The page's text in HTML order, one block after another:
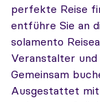
perfekte Reise
entführe Sie an
solamento
Veranstalter
Gemeinsam
Ausgestattet